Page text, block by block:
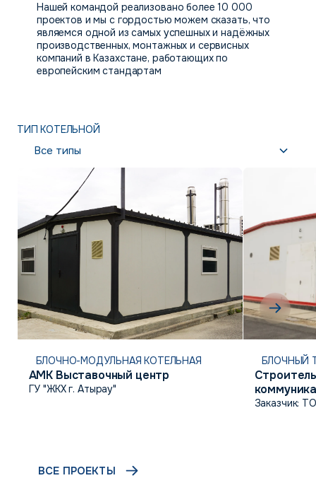
Нашей командой реализовано более 10 000
проектов и мы с гордостью можем сказать, что
являемся одной из самых успешных и надёжных
производственных, монтажных и сервисных
компаний в Казахстане, работающих по
европейским стандартам
ТИП КОТЕЛЬНОЙ
БЛОЧНО-МОДУЛЬНАЯ КОТЕЛЬНАЯ
АМК Выставочный центр
ГУ "ЖКХ г. Атырау"
БЛОЧНЫЙ
Заказчик:
ВСЕ ПРОЕКТЫ